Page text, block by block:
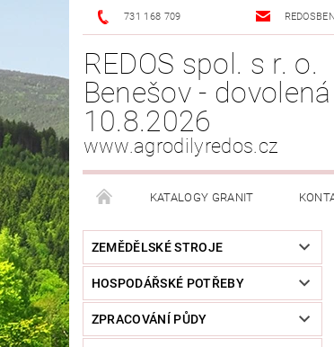
731 168 709
REDOS spol. s r. o.
Benešov -
10.8.2026
www.agrodilyredos.cz
KATALOGY GRANIT
ZEMĚDĚLSKÉ STROJE
HOSPODÁŘSKÉ POTŘEBY
ZPRACOVÁNÍ PŮDY